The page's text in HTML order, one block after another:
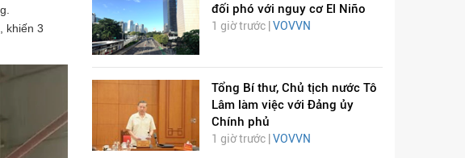
khiến 3
đối phó với nguy cơ El Niño
1 giờ trước | VOVVN
Tổng Bí thư, Chủ tịch nước Tô
Lâm làm việc với Đảng ủy
Chính phủ
1 giờ trước | VOVVN